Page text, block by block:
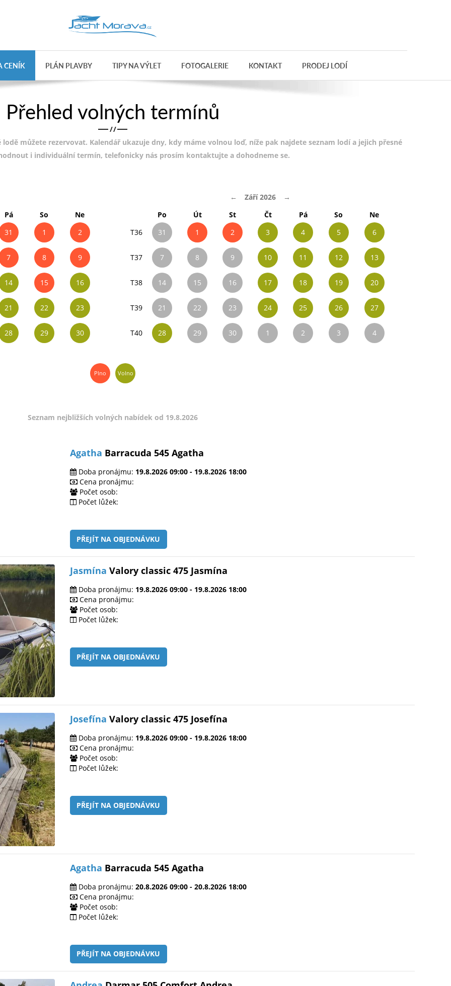
CENÍK PLÁN PLAVBY TIPY NA VÝLET FOTOGALERIE KONTAKT PRODEJ LODÍ
Přehled volných termínů
/ /
můžete rezervovat. Kalendář ukazuje dny, kdy máme volnou loď, níže pak najdete seznam lodí a jejich přesné
i individuální termín, telefonicky nás prosím kontaktujte a dohodneme se.
Pá So
Ne
31 1 2
7 8 9
14 15 16
21 22 23
28 29 30
← Září 2026
→
Po
Út St Čt Pá So
Ne
T36
31 1 2 3 4 5 6
T37 7 8 9 10 11 12 13
T38 14 15 16 17 18 19 20
T39 21 22 23 24 25 26 27
T40 28 29 30 1 2 3 4
Plno Volno
Seznam nejbližších volných nabídek od 19.8.2026
Agatha Barracuda 545 Agatha
Doba pronájmu: 19.8.2026 09:00 - 19.8.2026 18:00
Cena pronájmu:
Počet osob:
Počet lůžek:
PŘEJÍT NA OBJEDNÁVKU
Jasmína Valory classic 475 Jasmína
Doba pronájmu: 19.8.2026 09:00 - 19.8.2026 18:00
Cena pronájmu:
Počet osob:
Počet lůžek:
PŘEJÍT NA OBJEDNÁVKU
Josefína Valory classic 475 Josefína
Doba pronájmu: 19.8.2026 09:00 - 19.8.2026 18:00
Cena pronájmu:
Počet osob:
Počet lůžek:
PŘEJÍT NA OBJEDNÁVKU
Agatha Barracuda 545 Agatha
Doba pronájmu: 20.8.2026 09:00 - 20.8.2026 18:00
Cena pronájmu:
Počet osob:
Počet lůžek:
PŘEJÍT NA OBJEDNÁVKU